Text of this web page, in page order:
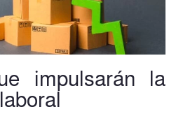
impulsarán la